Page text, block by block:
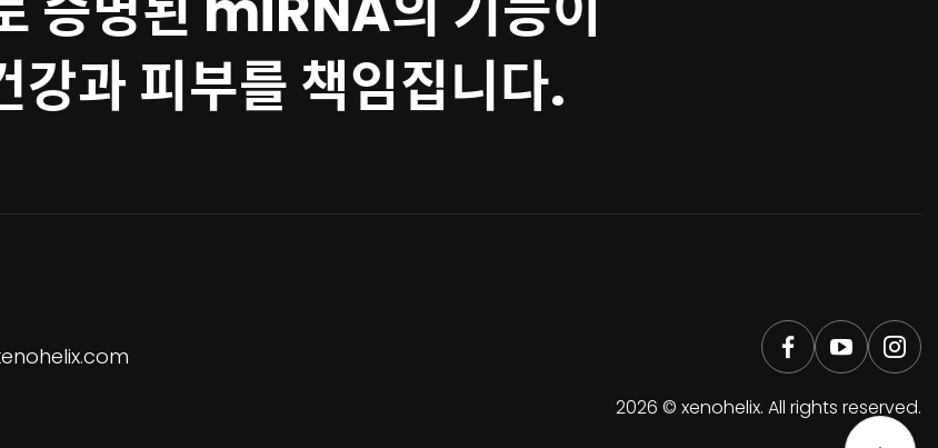
강과 피부를 책임집니다.
2026 © xenohelix. All rights reserved.